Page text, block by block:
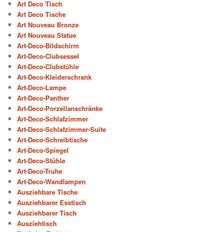
Art Deco Tisch
Art Deco Tische
Art Nouveau Bronze
Art Nouveau Statue
Art-Deco-Bildschirm
Art-Deco-Clubsessel
Art-Deco-Clubstühle
Art-Deco-Kleiderschrank
Art-Deco-Lampe
Art-Deco-Panther
Art-Deco-Porzellanschränke
Art-Deco-Schlafzimmer
Art-Deco-Schlafzimmer-Suite
Art-Deco-Schreibtische
Art-Deco-Spiegel
Art-Deco-Stühle
Art-Deco-Truhe
Art-Deco-Wandlampen
Ausziehbare Tische
Ausziehbarer Esstisch
Ausziehbarer Tisch
Ausziehtisch